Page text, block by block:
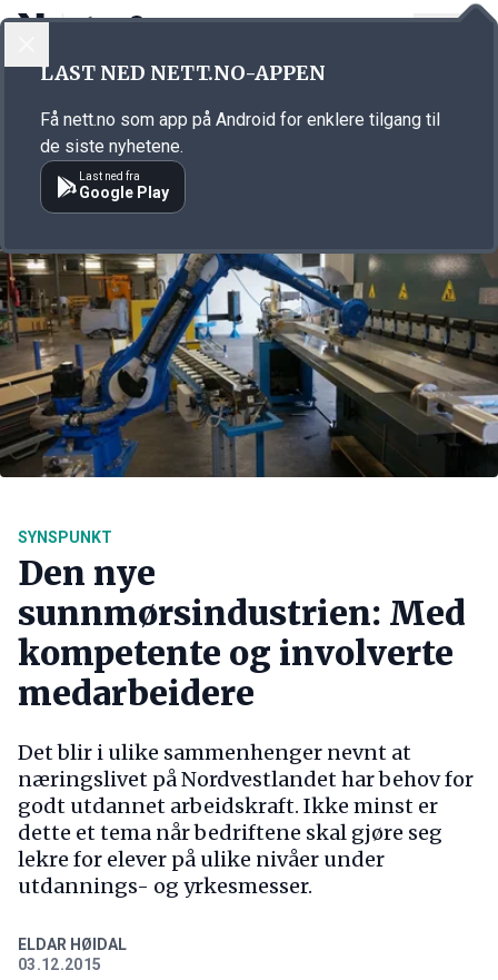
Annonsørinnhold
SYNSPUNKT
Den nye
sunnmørsindustrien: Med
kompetente og involverte
medarbeidere
Det blir i ulike sammenhenger nevnt at
næringslivet på Nordvestlandet har behov for
godt utdannet arbeidskraft. Ikke minst er
dette et tema når bedriftene skal gjøre seg
lekre for elever på ulike nivåer under
utdannings- og yrkesmesser.
ELDAR HØIDAL
03.12.2015
LAST NED NETT.NO-APPEN
Få nett.no som app på Android for enklere tilgang til
de siste nyhetene.
Last ned fra
Google Play